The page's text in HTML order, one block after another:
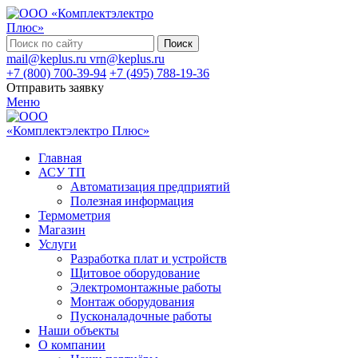
Поиск
mail@keplus.ru vrn@keplus.ru
+7 (800) 700-39-94 +7 (495) 788-19-36
Отправить заявку
Меню
Главная
АСУ ТП
Автоматизация предприятий
Полезная информация
Термометрия
Магазин
Услуги
Разработка плат и устройств
Щитовое оборудование
Электромонтажные работы
Монтаж оборудования
Пусконаладочные работы
Наши объекты
О компании